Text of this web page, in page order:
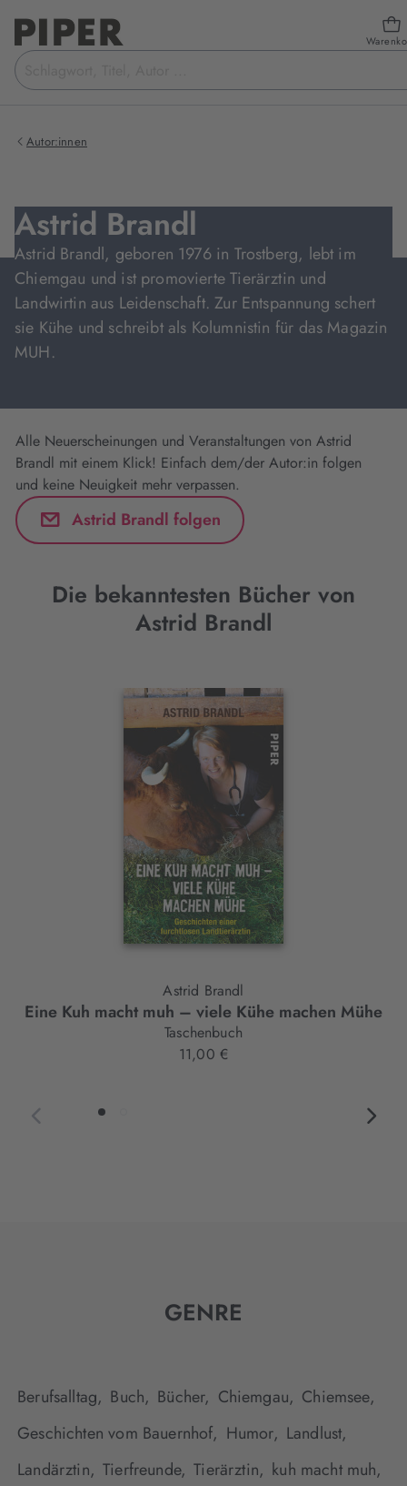
Suchbegriff
eingeben
Autor:innen
Astrid Brandl
Astrid Brandl, geboren 1976 in Trostberg, lebt im
Chiemgau und ist promovierte Tierärztin und
Landwirtin aus Leidenschaft. Zur Entspannung schert
sie Kühe und schreibt als Kolumnistin für das Magazin
MUH.
Alle Neuerscheinungen und Veranstaltungen von Astrid
Brandl mit einem Klick! Einfach dem/der Autor:in folgen
und keine Neuigkeit mehr verpassen.
Astrid Brandl folgen
Die bekanntesten Bücher von
Astrid Brandl
Interaktives
Astrid Brandl
Eine Kuh macht muh – viele Kühe machen Mühe
Taschenbuch
11,00 €
GENRE
Berufsalltag, Buch, Bücher, Chiemgau, Chiemsee,
Geschichten vom Bauernhof, Humor, Landlust,
Landärztin, Tierfreunde, Tierärztin, kuh macht muh,